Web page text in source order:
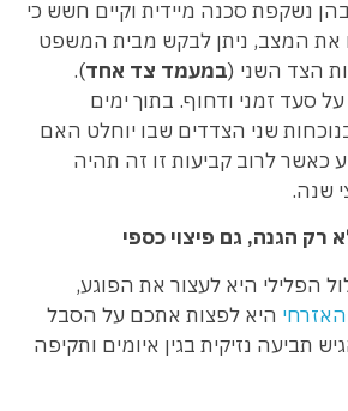
נשקפת סכנה מיידית וקיים חשש כי
את המצב, ניתן לבקש מבית המשפט
הצד השני (במעמד צד אחד).
סעד זמני ודחוף. בתוך ימים
שני הצדדים שבו יוחלט האם
לרוב קביעות זו זה תהיה
הגנה, גם פיצוי כספי
היא לעצור את הפוגע,
היא לפצות אתכם על הסבל
תביעה נזיקית בגין איומים ותקיפה